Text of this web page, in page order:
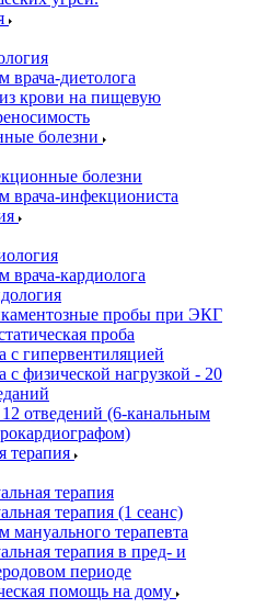
врача-диетолога
крови на пищевую
болезни
болезни
врача-инфекциониста
врача-кардиолога
пробы при ЭКГ
проба
с гипервентиляцией
с физической нагрузкой - 20
отведений (6-канальным
терапия
терапия
терапия (1 сеанс)
мануального терапевта
терапия в пред- и
периоде
помощь на дому